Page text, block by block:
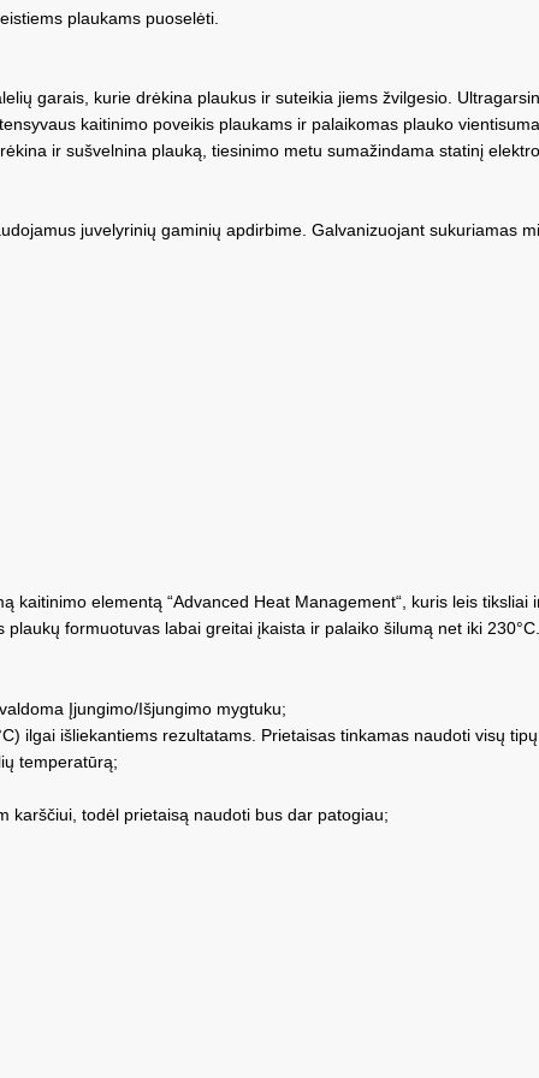
plaukams puoselėti.
garais, kurie drėkina plaukus ir suteikia jiems žvilgesio.
kaitinimo poveikis plaukams ir palaikomas plauko
ir sušvelnina plauką, tiesinimo metu sumažindama statinį
juvelyrinių gaminių apdirbime. Galvanizuojant sukuriamas
kaitinimo elementą “Advanced Heat Management“, kuris leis
formuotuvas labai greitai įkaista ir palaiko šilumą net iki 230°C.
Įjungimo/Išjungimo mygtuku;
ilgai išliekantiems rezultatams. Prietaisas tinkamas naudoti visų
temperatūrą;
karščiui, todėl prietaisą naudoti bus dar patogiau;